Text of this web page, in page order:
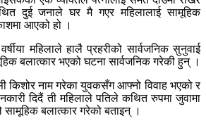
दुई जनाले घर मै गएर महिलालाई सामूहिक
आएको हो ।
महिलाले हालै प्रहरीको सार्वजनिक सुनुवाई
बलात्कार भएको घटना सार्वजनिक गरेकी हुन् ।
किशोर नाम गरेका युवकसँग आफ्नो विवाह भएको र
दिदैं ती महिलाले पतिले कथित रुपमा जुवामा
बलात्कार गरेको बताइन् ।